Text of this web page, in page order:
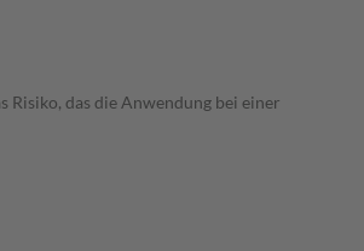
das die Anwendung bei einer